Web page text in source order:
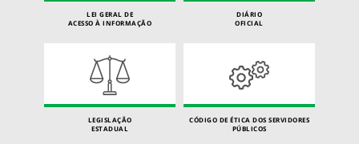
LEI GERAL DE
ACESSO À INFORMAÇÃO
DIÁRIO
OFICIAL
LEGISLAÇÃO
ESTADUAL
CÓDIGO DE ÉTICA DOS SERVIDORES
PÚBLICOS